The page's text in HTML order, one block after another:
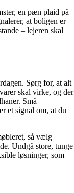
en pæn plaid på
at boligen er
– lejeren skal
Sørg for, at alt
skal virke, og der
Små
et signal om, at du
så vælg
Undgå store, tunge
løsninger, som